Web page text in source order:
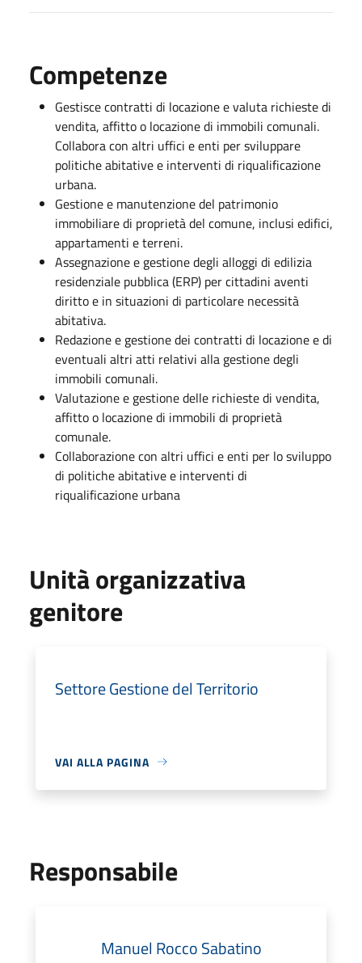
Competenze
Gestisce contratti di locazione e valuta richieste di
vendita, affitto o locazione di immobili comunali.
Collabora con altri uffici e enti per sviluppare
politiche abitative e interventi di riqualificazione
urbana.
Gestione e manutenzione del patrimonio
immobiliare di proprietà del comune, inclusi edifici,
appartamenti e terreni.
Assegnazione e gestione degli alloggi di edilizia
residenziale pubblica (ERP) per cittadini aventi
diritto e in situazioni di particolare necessità
abitativa.
Redazione e gestione dei contratti di locazione e di
eventuali altri atti relativi alla gestione degli
immobili comunali.
Valutazione e gestione delle richieste di vendita,
affitto o locazione di immobili di proprietà
comunale.
Collaborazione con altri uffici e enti per lo sviluppo
di politiche abitative e interventi di
riqualificazione urbana
Unità organizzativa
genitore
Settore Gestione del Territorio
VAI ALLA PAGINA
Responsabile
Manuel Rocco Sabatino